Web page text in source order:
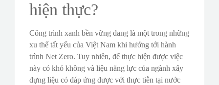
hiện thực?
Công trình xanh bền vững đang là một trong những
xu thế tất yếu của Việt Nam khi hướng tới hành
trình Net Zero. Tuy nhiên, để thực hiện được việc
này có khó không và liệu năng lực của ngành xây
dựng liệu có đáp ứng được với thực tiễn tại nước